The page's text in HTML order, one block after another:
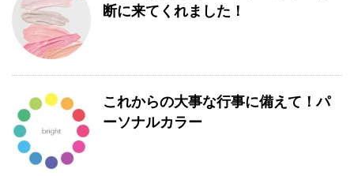
断に来てくれました！
これからの大事な行事に備えて！パ
ーソナルカラー